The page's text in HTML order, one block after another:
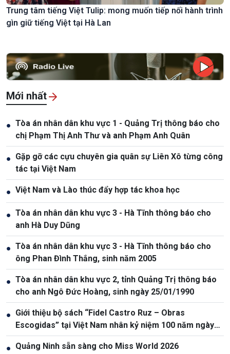
Trung tâm tiếng Việt Tulip: mong muốn tiếp nối hành trình
gìn giữ tiếng Việt tại Hà Lan
Mới nhất
● Tòa án nhân dân khu vực 1 - Quảng Trị thông báo cho
chị Phạm Thị Anh Thư và anh Phạm Anh Quân
● Gặp gỡ các cựu chuyên gia quân sự Liên Xô từng công
tác tại Việt Nam
● Việt Nam và Lào thúc đẩy hợp tác khoa học
● Tòa án nhân dân khu vực 3 - Hà Tĩnh thông báo cho
anh Hà Duy Dũng
● Tòa án nhân dân khu vực 3 - Hà Tĩnh thông báo cho
ông Phan Đình Thắng, sinh năm 2005
● Tòa án nhân dân khu vực 2, tỉnh Quảng Trị thông báo
cho anh Ngô Đức Hoàng, sinh ngày 25/01/1990
● Giới thiệu bộ sách “Fidel Castro Ruz – Obras
Escogidas” tại Việt Nam nhân kỷ niệm 100 năm ngày
sinh Fidel Castro
● Quảng Ninh sẵn sàng cho Miss World 2026